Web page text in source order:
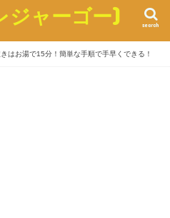
ジャーゴー) search
はお湯で15分！簡単な手順で手早くできる！